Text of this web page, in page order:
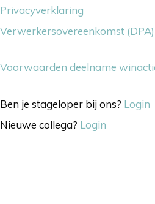
Privacyverklaring
Verwerkersovereenkomst (DPA)
Voorwaarden deelname
Ben je stageloper bij ons? Login
Nieuwe collega? Login